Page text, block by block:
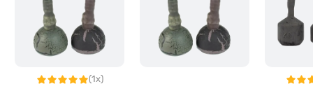
(1x)